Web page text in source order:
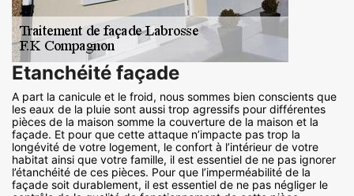
Etanchéité façade
A part la canicule et le froid, nous sommes bien conscients que
les eaux de la pluie sont aussi trop agressifs pour différentes
pièces de la maison somme la couverture de la maison et la
façade. Et pour que cette attaque n’impacte pas trop la
longévité de votre logement, le confort à l’intérieur de votre
habitat ainsi que votre famille, il est essentiel de ne pas ignorer
l’étanchéité de ces pièces. Pour que l’imperméabilité de la
façade soit durablement, il est essentiel de ne pas négliger le